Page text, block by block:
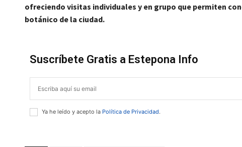
ofreciendo visitas individuales y en grupo que permiten
botánico de la ciudad.
Suscríbete Gratis a Estepona Info
Ya he leído y acepto la Política de Privacidad.